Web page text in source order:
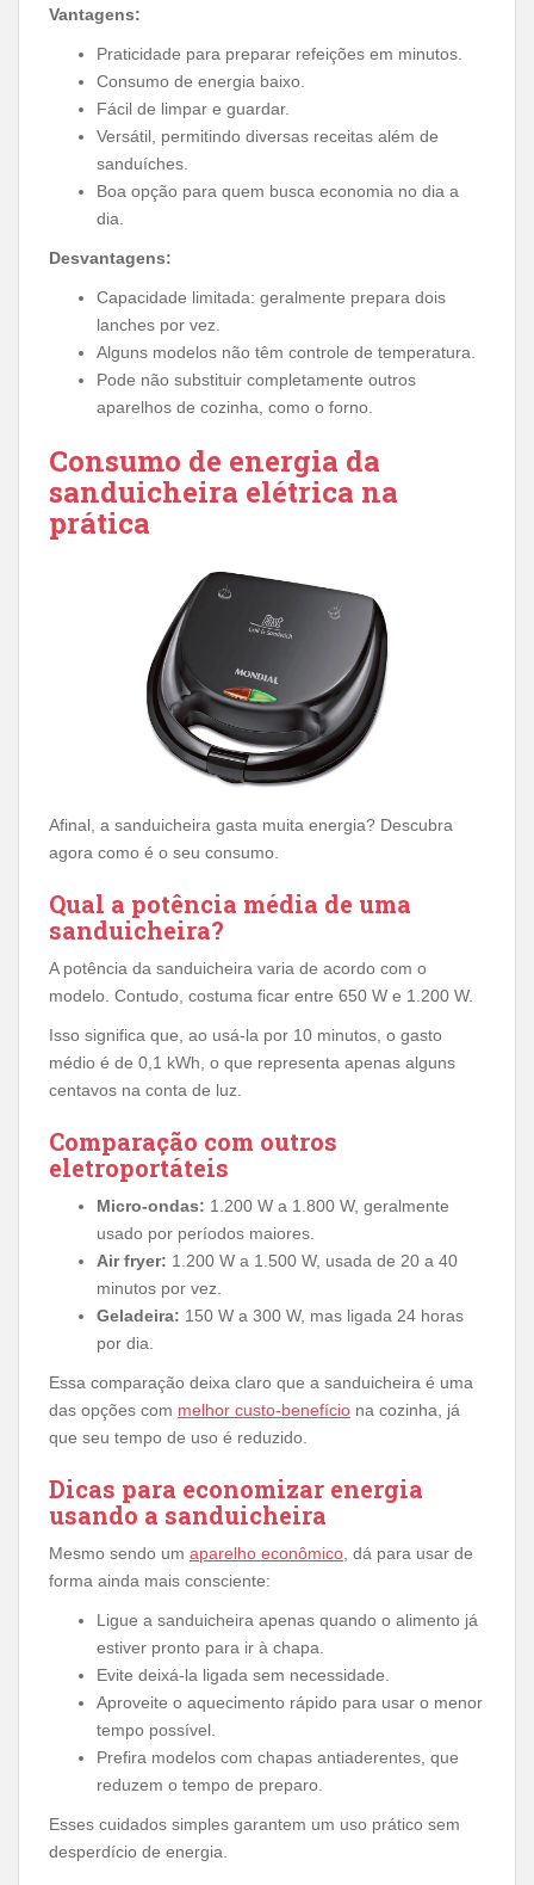
Vantagens:
Praticidade para preparar refeições em minutos.
Consumo de energia baixo.
Fácil de limpar e guardar.
Versátil, permitindo diversas receitas além de
sanduíches.
Boa opção para quem busca economia no dia a
dia.
Desvantagens:
Capacidade limitada: geralmente prepara dois
lanches por vez.
Alguns modelos não têm controle de temperatura.
Pode não substituir completamente outros
aparelhos de cozinha, como o forno.
Consumo de energia da
sanduicheira elétrica na
prática
Afinal, a sanduicheira gasta muita energia? Descubra
agora como é o seu consumo.
Qual a potência média de uma
sanduicheira?
A potência da sanduicheira varia de acordo com o
modelo. Contudo, costuma ficar entre 650 W e 1.200 W.
Isso significa que, ao usá-la por 10 minutos, o gasto
médio é de 0,1 kWh, o que representa apenas alguns
centavos na conta de luz.
Comparação com outros
eletroportáteis
Micro-ondas: 1.200 W a 1.800 W, geralmente
usado por períodos maiores.
Air fryer: 1.200 W a 1.500 W, usada de 20 a 40
minutos por vez.
Geladeira: 150 W a 300 W, mas ligada 24 horas
por dia.
Essa comparação deixa claro que a sanduicheira é uma
das opções com melhor custo-benefício na cozinha, já
que seu tempo de uso é reduzido.
Dicas para economizar energia
usando a sanduicheira
Mesmo sendo um aparelho econômico , dá para usar de
forma ainda mais consciente:
Ligue a sanduicheira apenas quando o alimento já
estiver pronto para ir à chapa.
Evite deixá-la ligada sem necessidade.
Aproveite o aquecimento rápido para usar o menor
tempo possível.
Prefira modelos com chapas antiaderentes, que
reduzem o tempo de preparo.
Esses cuidados simples garantem um uso prático sem
desperdício de energia.